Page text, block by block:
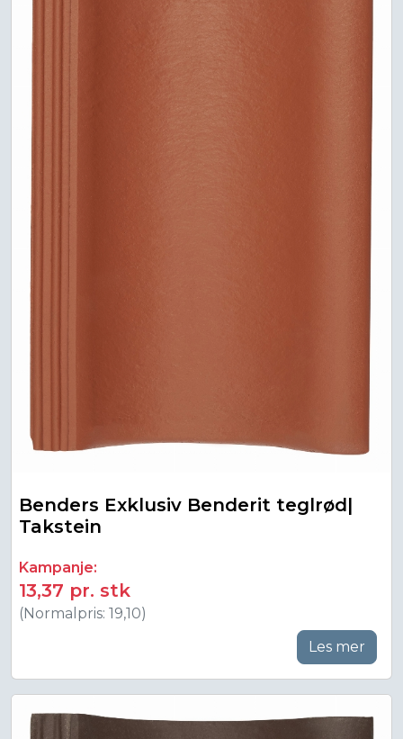
Benders Exklusiv Benderit teglrød|
Takstein
Kampanje:
13,37 pr. stk
(Normalpris: 19,10)
Les mer